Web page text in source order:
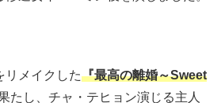
リメイクした『最高の離婚～Sweet
たし、チャ・テヒョン演じる主人